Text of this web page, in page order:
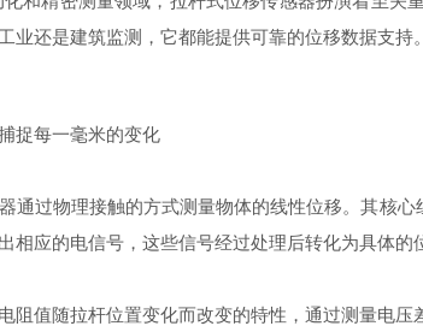
业还是建筑监测，它都能提供可靠的位移数据支持
每一毫米的变化
过物理接触的方式测量物体的线性位移。其核心
相应的电信号，这些信号经过处理后转化为具体的
值随拉杆位置变化而改变的特性，通过测量电压